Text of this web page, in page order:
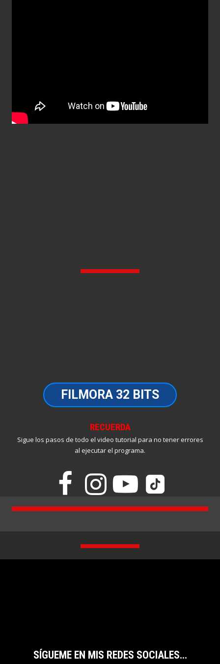
FILMORA 32 BITS
RECUERDA
Sigue los pasos de todo el video tutorial para no tener errores
al ejecutar el programa.
   
SÍGUEME EN MIS REDES SOCIALES...